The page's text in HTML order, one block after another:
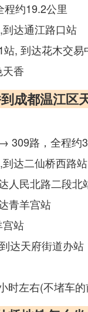
约19.2公里
达通江路口站
, 到达花木交易
香
成都温江区
309路，全程约
达二仙桥西路站
人民北路二段北
青羊宫站
站
达天府街道办站
左右(不堵车的